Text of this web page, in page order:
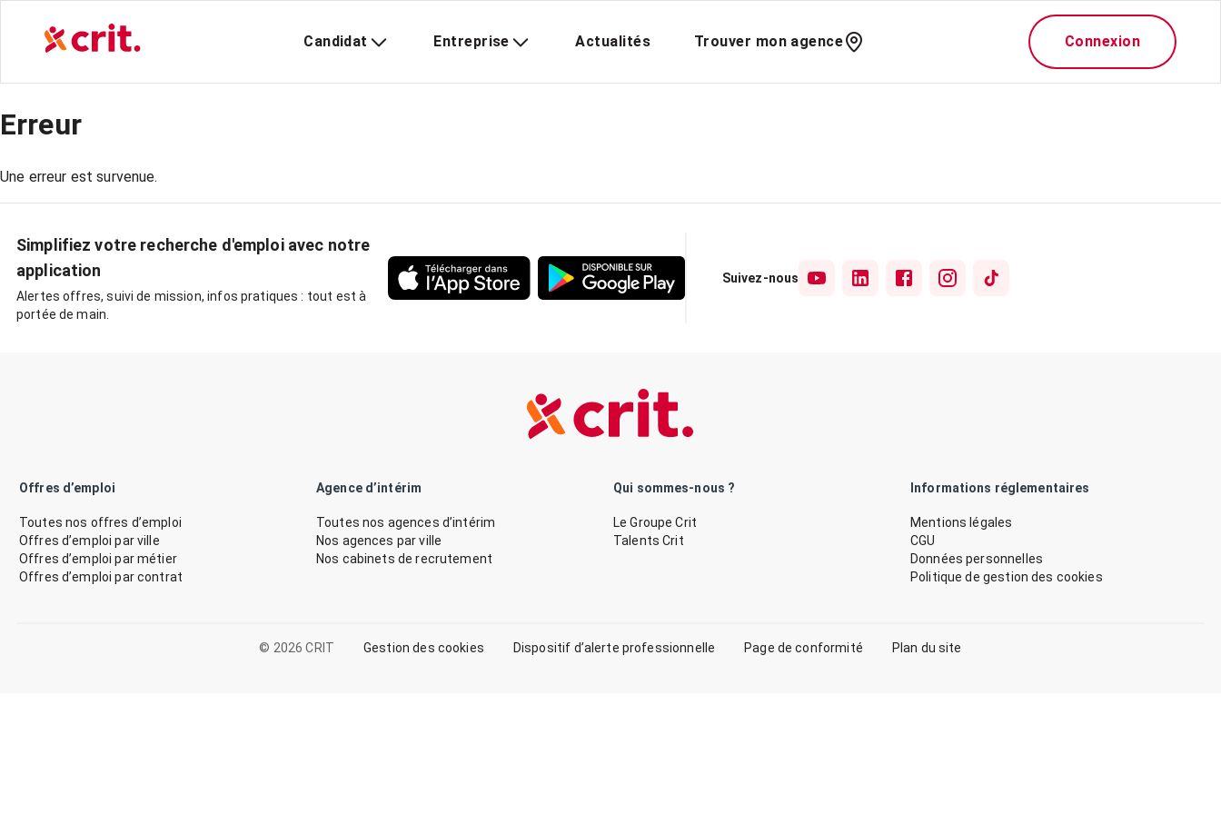
Candidat Entreprise Actualités Trouver mon agence Connexion
Erreur
Une erreur est survenue.
Simplifiez votre recherche d'emploi avec notre
application
Alertes offres, suivi de mission, infos pratiques : tout est à
portée de main.
Suivez-nous
Offres d’emploi
Toutes nos offres d’emploi
Offres d’emploi par ville
Offres d’emploi par métier
Offres d’emploi par contrat
Agence d’intérim
Toutes nos agences d’intérim
Nos agences par ville
Nos cabinets de recrutement
Qui sommes-nous ?
Le Groupe Crit
Talents Crit
Informations réglementaires
Mentions légales
CGU
Données personnelles
Politique de gestion des cookies
© 2026 CRIT Gestion des cookies Dispositif d’alerte professionnelle Page de conformité Plan du site